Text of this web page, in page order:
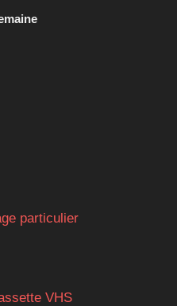
particulier
VHS